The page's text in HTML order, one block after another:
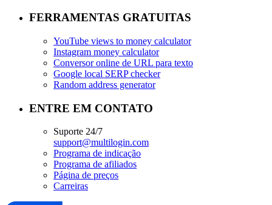
FERRAMENTAS GRATUITAS
YouTube views to money calculator
Instagram money calculator
Conversor online de URL para texto
Google local SERP checker
Random address generator
ENTRE EM CONTATO
Suporte 24/7
support@multilogin.com
Programa de indicação
Programa de afiliados
Página de preços
Carreiras